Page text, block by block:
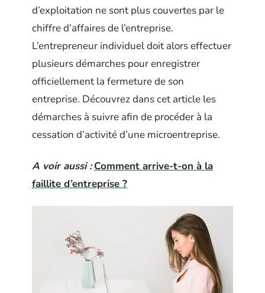
d’exploitation ne sont plus couvertes par le
chiffre d’affaires de l’entreprise.
L’entrepreneur individuel doit alors effectuer
plusieurs démarches pour enregistrer
officiellement la fermeture de son
entreprise. Découvrez dans cet article les
démarches à suivre afin de procéder à la
cessation d’activité d’une microentreprise.
A voir aussi : Comment arrive-t-on à la
faillite d’entreprise ?